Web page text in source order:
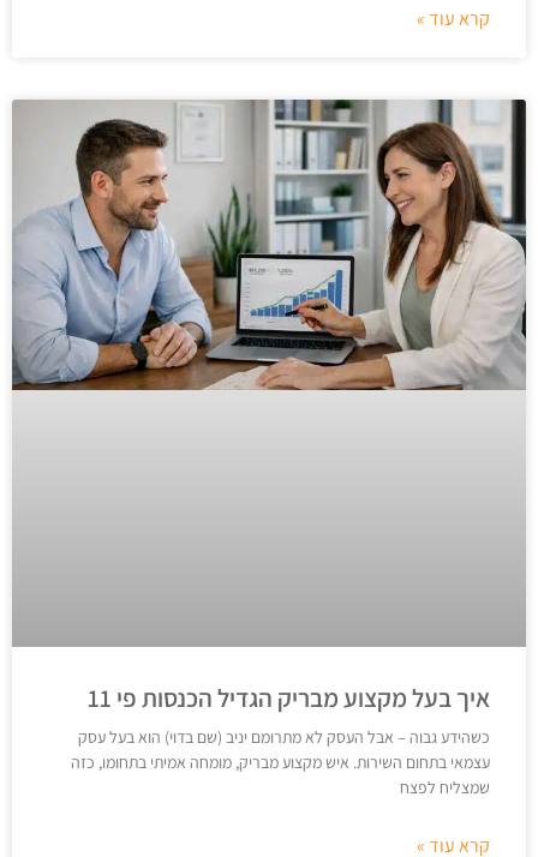
קרא עוד »
איך בעל מקצוע מבריק הגדיל הכנסות פי 11
כשהידע גבוה – אבל העסק לא מתרומם יניב (שם בדוי) הוא בעל עסק
עצמאי בתחום השירות. איש מקצוע מבריק, מומחה אמיתי בתחומו, כזה
שמצליח לפצח
קרא עוד »